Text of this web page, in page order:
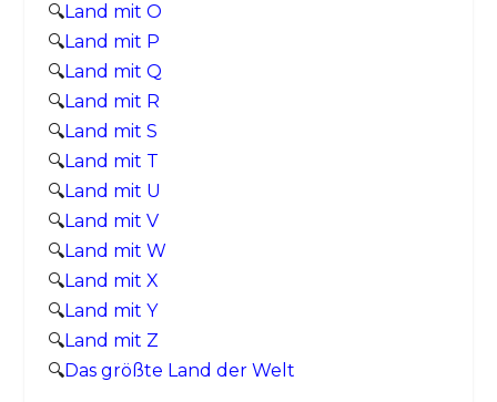
🔍Land mit O
🔍Land mit P
🔍Land mit Q
🔍Land mit R
🔍Land mit S
🔍Land mit T
🔍Land mit U
🔍Land mit V
🔍Land mit W
🔍Land mit X
🔍Land mit Y
🔍Land mit Z
🔍Das größte Land der Welt